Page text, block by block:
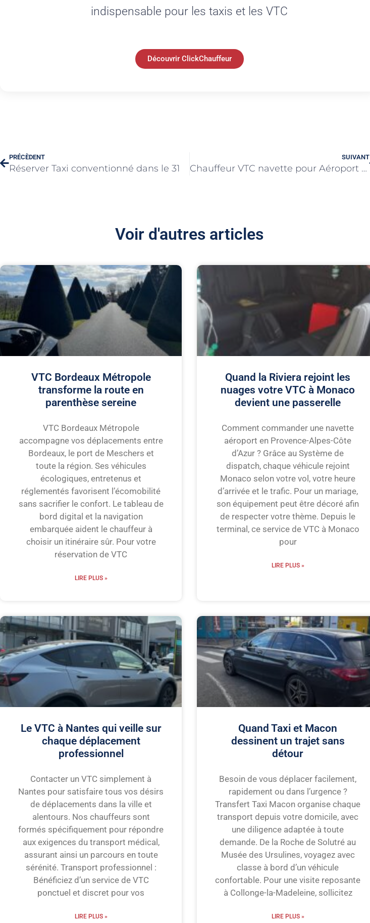
indispensable pour les taxis et les VTC
Découvrir ClickChauffeur
PRÉCÈDENT
Réserver Taxi conventionné dans le 31
SUIVANT
Chauffeur VTC navette pour Aéroport Roissy Charles-de-Gaulle
Voir d'autres articles
VTC Bordeaux Métropole
transforme la route en
parenthèse sereine
VTC Bordeaux Métropole
accompagne vos déplacements entre
Bordeaux, le port de Meschers et
toute la région. Ses véhicules
écologiques, entretenus et
réglementés favorisent l’écomobilité
sans sacrifier le confort. Le tableau de
bord digital et la navigation
embarquée aident le chauffeur à
choisir un itinéraire sûr. Pour votre
réservation de VTC
LIRE PLUS »
Quand la Riviera rejoint les
nuages votre VTC à Monaco
devient une passerelle
Comment commander une navette
aéroport en Provence-Alpes-Côte
d’Azur ? Grâce au Système de
dispatch, chaque véhicule rejoint
Monaco selon votre vol, votre heure
d’arrivée et le trafic. Pour un mariage,
son équipement peut être décoré afin
de respecter votre thème. Depuis le
terminal, ce service de VTC à Monaco
pour
LIRE PLUS »
Le VTC à Nantes qui veille sur
chaque déplacement
professionnel
Contacter un VTC simplement à
Nantes pour satisfaire tous vos désirs
de déplacements dans la ville et
alentours. Nos chauffeurs sont
formés spécifiquement pour répondre
aux exigences du transport médical,
assurant ainsi un parcours en toute
sérénité. Transport professionnel :
Bénéficiez d’un service de VTC
ponctuel et discret pour vos
LIRE PLUS »
Quand Taxi et Macon
dessinent un trajet sans
détour
Besoin de vous déplacer facilement,
rapidement ou dans l’urgence ?
Transfert Taxi Macon organise chaque
transport depuis votre domicile, avec
une diligence adaptée à toute
demande. De la Roche de Solutré au
Musée des Ursulines, voyagez avec
classe à bord d’un véhicule
confortable. Pour une visite reposante
à Collonge-la-Madeleine, sollicitez
LIRE PLUS »